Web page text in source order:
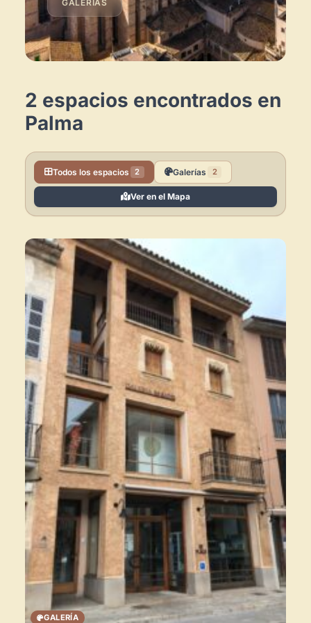
GALERÍAS
2 espacios encontrados en
Palma
Todos los espacios 2 Galerías 2
Ver en el Mapa
GALERÍA
×